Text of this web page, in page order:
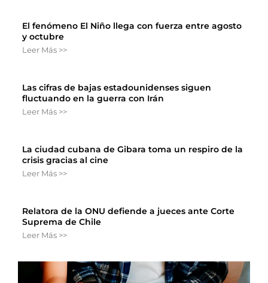
El fenómeno El Niño llega con fuerza entre agosto
y octubre
Leer Más >>
Las cifras de bajas estadounidenses siguen
fluctuando en la guerra con Irán
Leer Más >>
La ciudad cubana de Gibara toma un respiro de la
crisis gracias al cine
Leer Más >>
Relatora de la ONU defiende a jueces ante Corte
Suprema de Chile
Leer Más >>